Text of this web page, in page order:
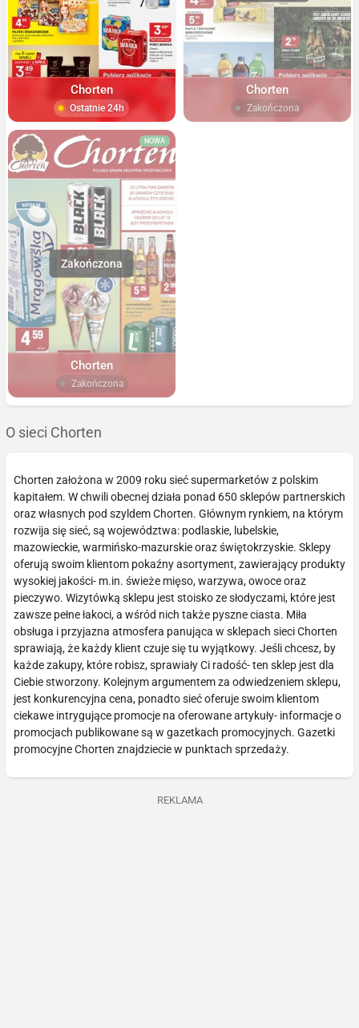
Chorten
Ostatnie 24h
Chorten
Zakończona
NOWA
Chorten
Zakończona
O sieci Chorten
Chorten założona w 2009 roku sieć supermarketów z polskim
kapitałem. W chwili obecnej działa ponad 650 sklepów partnerskich
oraz własnych pod szyldem Chorten. Głównym rynkiem, na którym
rozwija się sieć, są województwa: podlaskie, lubelskie,
mazowieckie, warmińsko-mazurskie oraz świętokrzyskie. Sklepy
oferują swoim klientom pokaźny asortyment, zawierający produkty
wysokiej jakości- m.in. świeże mięso, warzywa, owoce oraz
pieczywo. Wizytówką sklepu jest stoisko ze słodyczami, które jest
zawsze pełne łakoci, a wśród nich także pyszne ciasta. Miła
obsługa i przyjazna atmosfera panująca w sklepach sieci Chorten
sprawiają, że każdy klient czuje się tu wyjątkowy. Jeśli chcesz, by
każde zakupy, które robisz, sprawiały Ci radość- ten sklep jest dla
Ciebie stworzony. Kolejnym argumentem za odwiedzeniem sklepu,
jest konkurencyjna cena, ponadto sieć oferuje swoim klientom
ciekawe intrygujące promocje na oferowane artykuły- informacje o
promocjach publikowane są w gazetkach promocyjnych. Gazetki
promocyjne Chorten znajdziecie w punktach sprzedaży.
REKLAMA